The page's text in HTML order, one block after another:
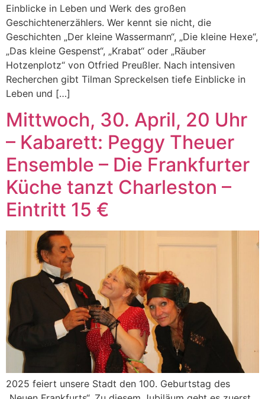
Einblicke in Leben und Werk des großen
Geschichtenerzählers. Wer kennt sie nicht, die
Geschichten „Der kleine Wassermann“, „Die kleine Hexe“,
„Das kleine Gespenst“, „Krabat“ oder „Räuber
Hotzenplotz“ von Otfried Preußler. Nach intensiven
Recherchen gibt Tilman Spreckelsen tiefe Einblicke in
Leben und […]
Mittwoch, 30. April, 20 Uhr
– Kabarett: Peggy Theuer
Ensemble – Die Frankfurter
Küche tanzt Charleston –
Eintritt 15 €
2025 feiert unsere Stadt den 100. Geburtstag des